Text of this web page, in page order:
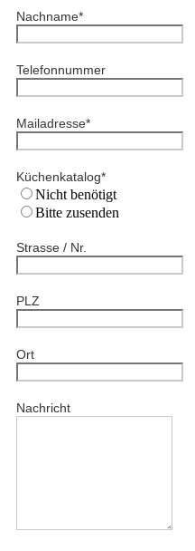
Nachname*
Telefonnummer
Mailadresse*
Küchenkatalog*
Nicht benötigt
Bitte zusenden
Strasse / Nr.
PLZ
Ort
Nachricht